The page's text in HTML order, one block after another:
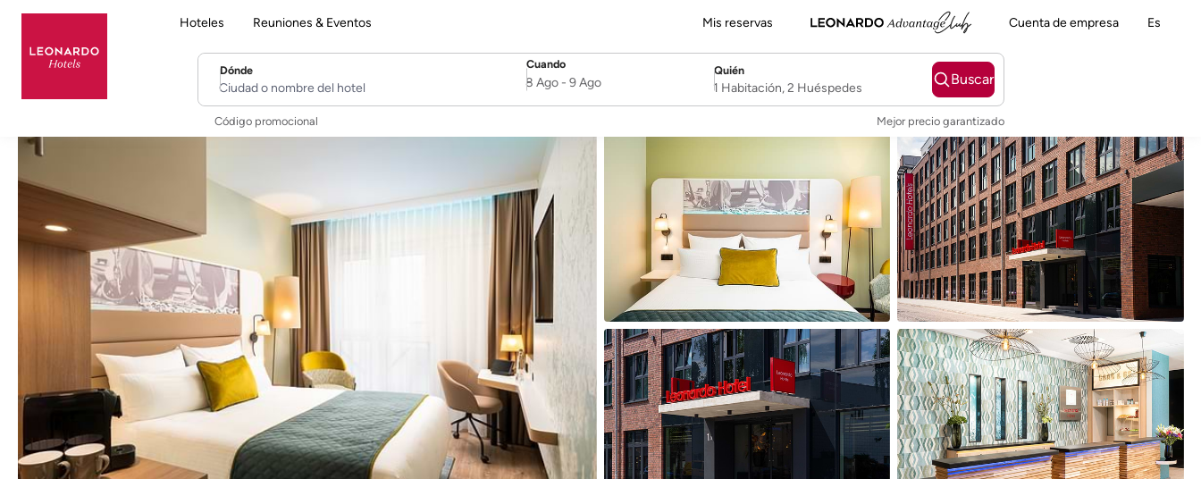
Hoteles Reuniones & Eventos Mis reservas Cuenta de empresa Es
Dónde
Ciudad o nombre del hotel
Cuando
SelectDate
8 Ago- 9 Ago
Quién
Username
1 Habitación, 2 Huéspedes
Buscar
Código promocional Mejor precio garantizado